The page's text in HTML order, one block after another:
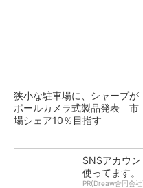
狭小な駐車場に、シャープが
ポールカメラ式製品発表 市
場シェア10％目指す
SNSアカウ
使ってます。
PR(Dreaw合同会